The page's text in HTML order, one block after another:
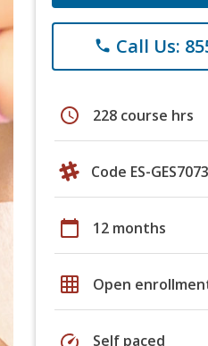
phone Call Us:
schedule 228 course hrs
Code ES-GES7073
calendar_today 12 months
grid_on Open
speed Self paced